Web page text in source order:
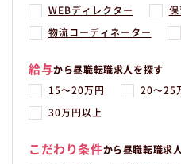
WEBディレクター 保
物流コーディネーター
給与から昼職転職求人を探す
15〜20万円 20〜25
30万円以上
こだわり条件から昼職転職求